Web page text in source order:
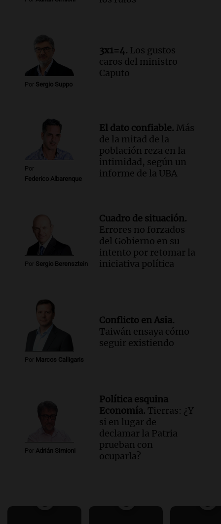
Por Sergio Suppo
3x1=4. Los gustos
caros del ministro
Caputo
Por
Federico Albarenque
El dato confiable. Más
de la mitad de la
población reza en la
intimidad, según un
informe de la UBA
Por Sergio Berensztein
Cuadro de situación.
Errores no forzados
del Gobierno en su
intento por retomar la
iniciativa política
Por Marcos Calligaris
Conflicto en Asia.
Taiwán ensaya cómo
seguir existiendo
Por Adrián Simioni
Política esquina
Economía. Tierras: ¿Y
si en lugar de
declamar la Patria
prueban con
ocuparla?